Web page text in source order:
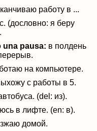
работу в ...
(дословно: я беру
una pausa: в полдень
на компьютере.
с работы в 5.
(del: из).
в лифте. (en: в).
домой.